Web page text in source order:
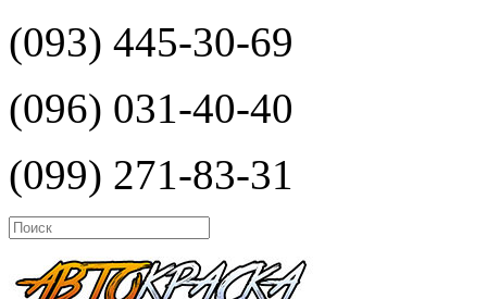
(093) 445-30-69
(096) 031-40-40
(099) 271-83-31